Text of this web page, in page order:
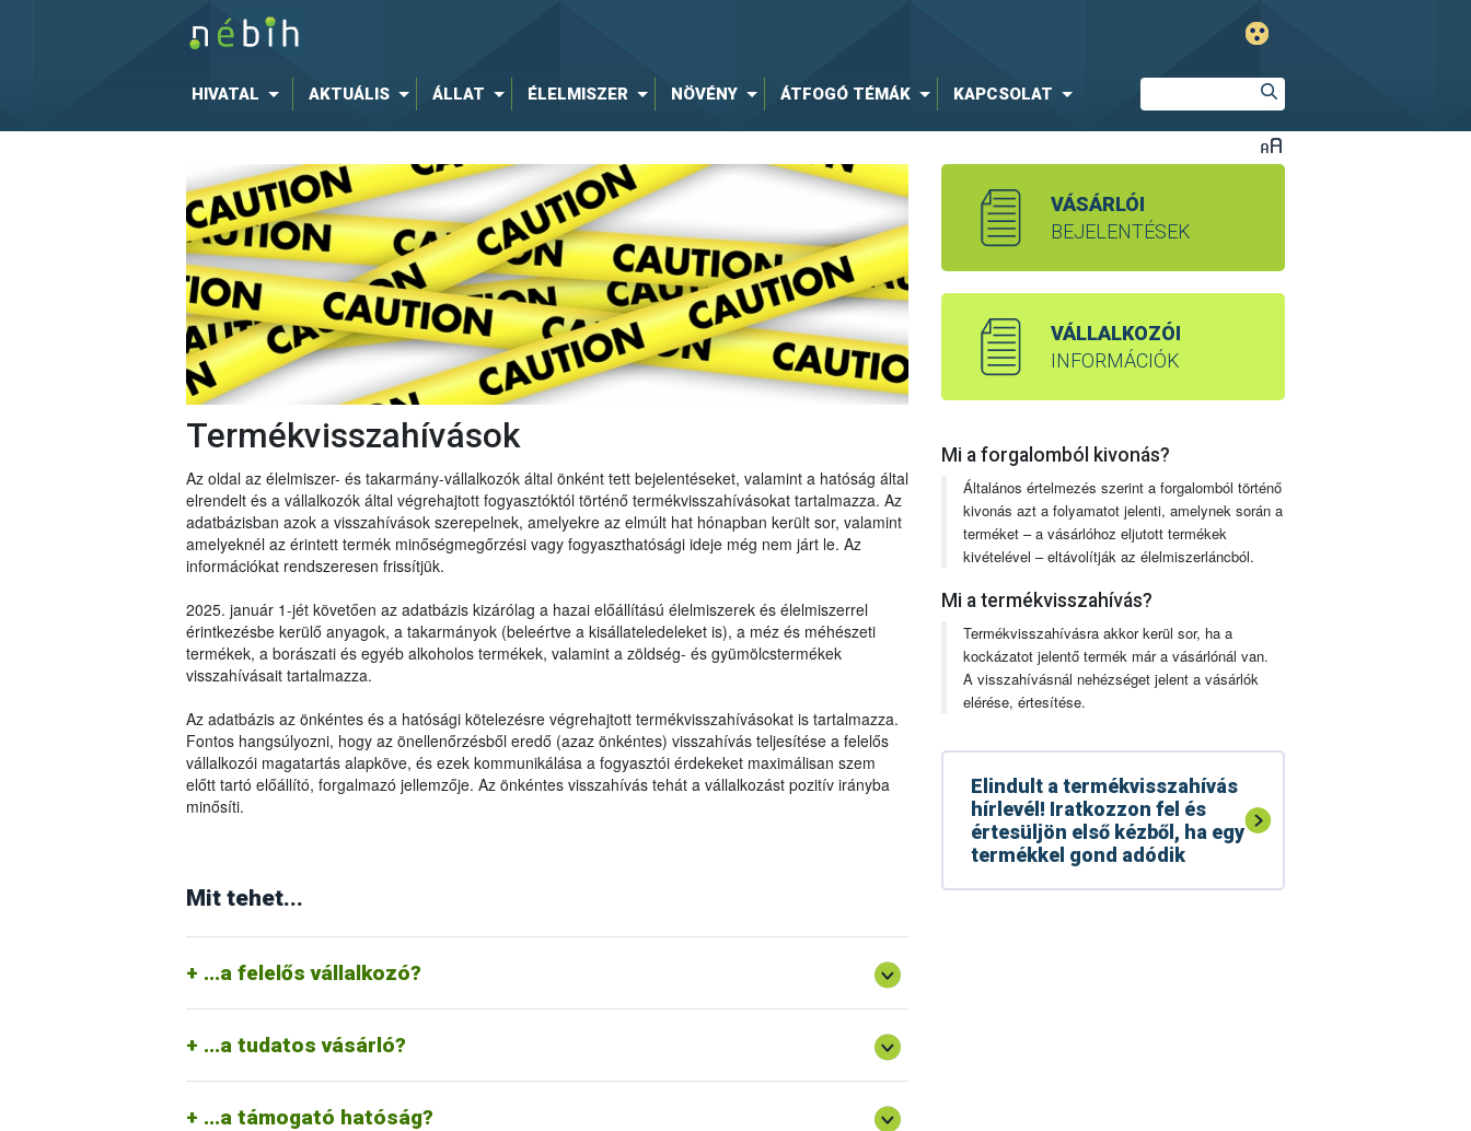
HIVATAL AKTUÁLIS ÁLLAT ÉLELMISZER NÖVÉNY ÁTFOGÓ TÉMÁK KAPCSOLAT
Termékvisszahívások
Az oldal az élelmiszer- és takarmány-vállalkozók által önként tett bejelentéseket, valamint a hatóság által
elrendelt és a vállalkozók által végrehajtott fogyasztóktól történő termékvisszahívásokat tartalmazza. Az
adatbázisban azok a visszahívások szerepelnek, amelyekre az elmúlt hat hónapban került sor, valamint
amelyeknél az érintett termék minőségmegőrzési vagy fogyaszthatósági ideje még nem járt le. Az
információkat rendszeresen frissítjük.
2025. január 1-jét követően az adatbázis kizárólag a hazai előállítású élelmiszerek és élelmiszerrel
érintkezésbe kerülő anyagok, a takarmányok (beleértve a kisállateledeleket is), a méz és méhészeti
termékek, a borászati és egyéb alkoholos termékek, valamint a zöldség- és gyümölcstermékek
visszahívásait tartalmazza.
Az adatbázis az önkéntes és a hatósági kötelezésre végrehajtott termékvisszahívásokat is tartalmazza.
Fontos hangsúlyozni, hogy az önellenőrzésből eredő (azaz önkéntes) visszahívás teljesítése a felelős
vállalkozói magatartás alapköve, és ezek kommunikálása a fogyasztói érdekeket maximálisan szem
előtt tartó előállító, forgalmazó jellemzője. Az önkéntes visszahívás tehát a vállalkozást pozitív irányba
minősíti.
Mit tehet...
...a felelős vállalkozó?
(forgalomból való kivonás, termékvisszahívás) és haladéktalanul tájékoztatnia kell az élelmiszerlánc-
életbe léptetéséhez a vállalkozóknak önellenőrzési, minőségbiztosítási, nyomon követési
rendszereket kell működtetniük.
...a tudatos vásárló?
jelezzük a vállalkozásnak (általában a vásárlás helyén), valamint bejelentjük az élelmiszerlánc-
felügyeleti hatóságnak. Ezzel hozzájárulhatunk ahhoz, hogy a vállalkozó megtehesse a szükséges
felhasználás).
A tudatos vásárló tisztában van azzal, hogy a vállalkozások által közzétett, önellenőrzésből eredő
...a támogató hatóság?
információkat a nagyközönséggel. Amennyiben nem megfelelő a vállalkozói intézkedés, akkor a
törvény erejével kikényszeríti azt.
VÁSÁRLÓI
BEJELENTÉSEK
VÁLLALKOZÓI
INFORMÁCIÓK
Mi a forgalomból kivonás?
Általános értelmezés szerint a forgalomból történő
kivonás azt a folyamatot jelenti, amelynek során a
terméket – a vásárlóhoz eljutott termékek
kivételével – eltávolítják az élelmiszerláncból.
Mi a termékvisszahívás?
Termékvisszahívásra akkor kerül sor, ha a
kockázatot jelentő termék már a vásárlónál van.
A visszahívásnál nehézséget jelent a vásárlók
elérése, értesítése.
Elindult a termékvisszahívás
hírlevél! Iratkozzon fel és
értesüljön első kézből, ha egy
termékkel gond adódik